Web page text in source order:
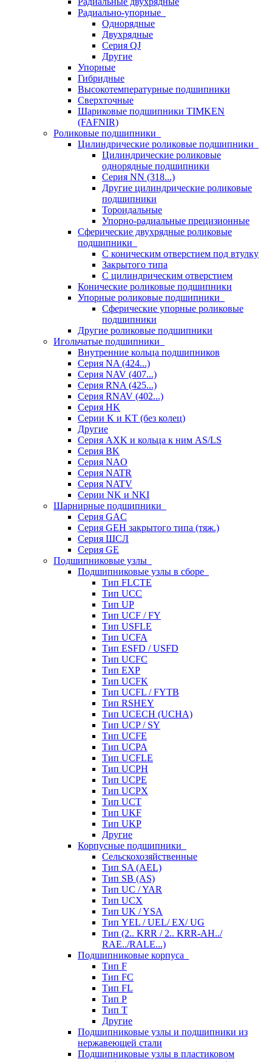
Радиально-упорные
Однорядные
Двухрядные
Серия QJ
Другие
Упорные
Гибридные
Высокотемпературные подшипники
Сверхточные
Шариковые подшипники TIMKEN
(FAFNIR)
Роликовые подшипники
Цилиндрические роликовые подшипники
Цилиндрические роликовые
однорядные подшипники
Серия NN (318...)
Другие цилиндрические роликовые
подшипники
Тороидальные
Упорно-радиальные прецизионные
Сферические двухрядные роликовые
подшипники
С коническим отверстием под втулку
Закрытого типа
С цилиндрическим отверстием
Конические роликовые подшипники
Упорные роликовые подшипники
Сферические упорные роликовые
подшипники
Другие роликовые подшипники
Игольчатые подшипники
Внутренние кольца подшипников
Серия NA (424...)
Серия NAV (407...)
Серия RNA (425...)
Серия RNAV (402...)
Серия HK
Серии K и KT (без колец)
Другие
Серия AXK и кольца к ним AS/LS
Серия BK
Серия NAO
Серия NATR
Серия NATV
Серии NK и NKI
Шарнирные подшипники
Серия GAC
Серия GEH закрытого типа (тяж.)
Серия ШСЛ
Серия GE
Подшипниковые узлы
Подшипниковые узлы в сборе
Тип FLCTE
Тип UCC
Тип UP
Тип UCF / FY
Тип USFLE
Тип UCFA
Тип ESFD / USFD
Тип UCFC
Тип EXP
Тип UCFK
Тип UCFL / FYTB
Тип RSHEY
Тип UCECH (UCHA)
Тип UCP / SY
Тип UCFE
Тип UCPA
Тип UCFLE
Тип UCPH
Тип UCPE
Тип UCPX
Тип UCT
Тип UKF
Тип UKP
Другие
Корпусные подшипники
Сельскохозяйственные
Тип SA (AEL)
Тип SB (AS)
Тип UC / YAR
Тип UCX
Тип UK / YSA
Тип YEL / UEL/ EX/ UG
Тип (2.. KRR / 2.. KRR-AH../
RAE../RALE...)
Подшипниковые корпуса
Тип F
Тип FC
Тип FL
Тип P
Тип T
Другие
Подшипниковые узлы и подшипники из
нержавеющей стали
Подшипниковые узлы в пластиковом